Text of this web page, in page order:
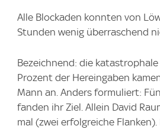
Alle Blockaden konnten von
Stunden wenig überraschend
Bezeichnend: die
Prozent der Hereingaben
Mann an. Anders formuliert:
fanden ihr Ziel. Allein David
mal (zwei erfolgreiche Flanken).